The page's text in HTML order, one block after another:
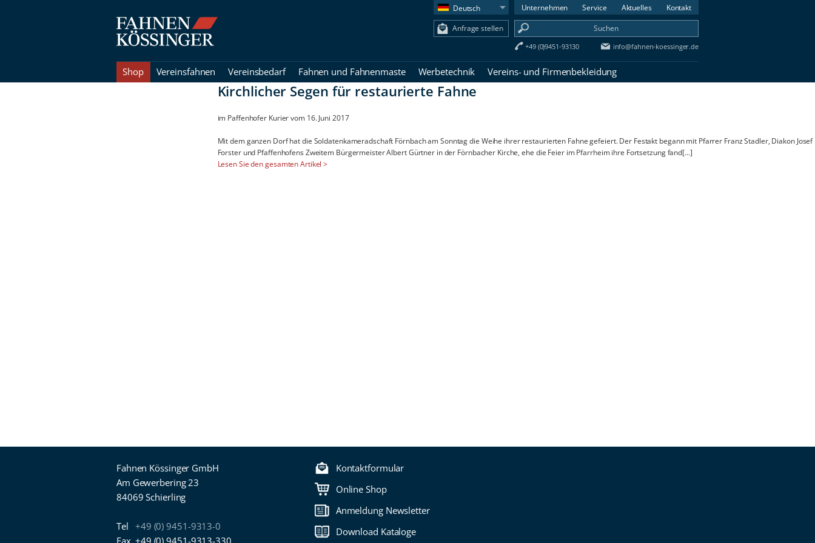
Kontakt
Aktuelles
Service
Unternehmen
+49 (0)9451-93130 info@fahnen-koessinger.de
Deutsch
Anfrage stellen
Shop Vereinsfahnen Vereinsbedarf Fahnen und Fahnenmaste Werbetechnik Vereins- und Firmenbekleidung
Kirchlicher Segen für restaurierte Fahne
im Paffenhofer Kurier vom 16. Juni 2017
Mit dem ganzen Dorf hat die Soldatenkameradschaft Förnbach am Sonntag die Weihe ihrer restaurierten Fahne gefeiert. Der Festakt begann mit Pfarrer Franz Stadler, Diakon Josef
Forster und Pfaffenhofens Zweitem Bürgermeister Albert Gürtner in der Förnbacher Kirche, ehe die Feier im Pfarrheim ihre Fortsetzung fand[...]
Lesen Sie den gesamten Artikel >
Fahnen Kössinger GmbH
Am Gewerbering 23
84069 Schierling
Tel +49 (0) 9451-9313-0
Fax +49 (0) 9451-9313-330
Kontaktformular
Online Shop
Anmeldung Newsletter
Download Kataloge